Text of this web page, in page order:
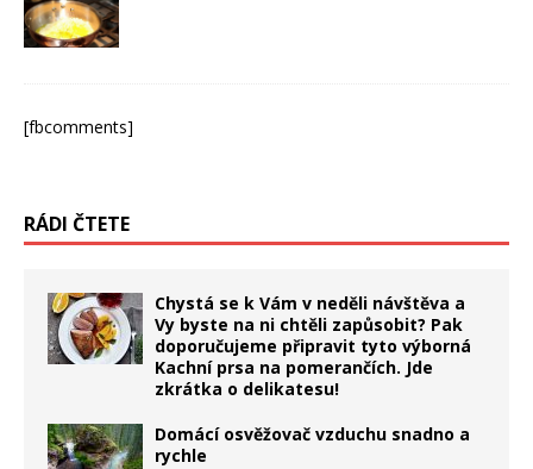
[fbcomments]
RÁDI ČTETE
Chystá se k Vám v neděli návštěva a
Vy byste na ni chtěli zapůsobit? Pak
doporučujeme připravit tyto výborná
Kachní prsa na pomerančích. Jde
zkrátka o delikatesu!
Domácí osvěžovač vzduchu snadno a
rychle